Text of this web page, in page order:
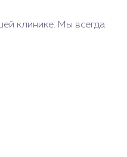
клинике. Мы всегда